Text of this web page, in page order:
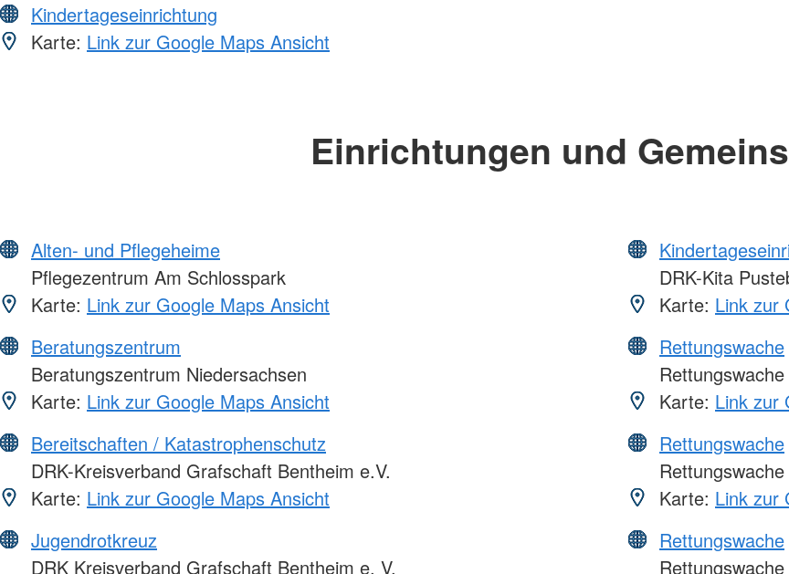
Kindertageseinrichtung
Karte: Link zur Google Maps Ansicht
Einrichtungen und
Alten- und Pflegeheime
Pflegezentrum Am Schlosspark
Karte: Link zur Google Maps Ansicht
Beratungszentrum
Beratungszentrum Niedersachsen
Karte: Link zur Google Maps Ansicht
Bereitschaften / Katastrophenschutz
DRK-Kreisverband Grafschaft Bentheim e.V.
Karte: Link zur Google Maps Ansicht
Jugendrotkreuz
DRK Kreisverband Grafschaft Bentheim e. V.
DRK-Kita
Karte: Link zur
Rettungswache
Karte: Link zur
Rettungswache
Karte: Link zur
Rettungswache